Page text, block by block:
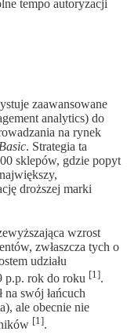
tempo autoryzacji
zaawansowane
analytics) do
na rynek
Basic. Strategia ta
sklepów, gdzie popyt
droższej marki
wzrost
zwłaszcza tych o
udziału
p.p. rok do roku [1].
na swój łańcuch
ale obecnie nie
[1].